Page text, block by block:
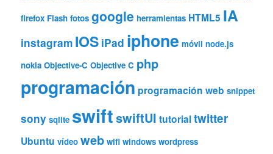
firefox Flash fotos google herramientas HTML5 IA
instagram IOS iPad iphone móvil node.js
nokia Objective-C Objective C php
programación programación web snippet
sony sqlite swiftswiftUI tutorialtwitter
Ubuntu vídeo web wifi windows wordpress